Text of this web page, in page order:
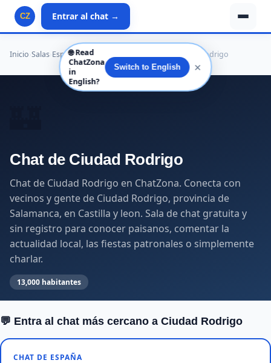
CZ Entrar al chat →
Inicio Salas España›Castilla y leon Ciudad Rodrigo
Chat de Ciudad Rodrigo
Chat de Ciudad Rodrigo en ChatZona. Conecta con
vecinos y gente de Ciudad Rodrigo, provincia de
Salamanca, en Castilla y leon. Sala de chat gratuita y
sin registro para conocer paisanos, comentar la
actualidad local, las fiestas patronales o simplemente
charlar.
13,000 habitantes
💬 Entra al chat más cercano a Ciudad Rodrigo
CHAT DE ESPAÑA
🌐 Read
ChatZona
in
English?
Switch to English ✕